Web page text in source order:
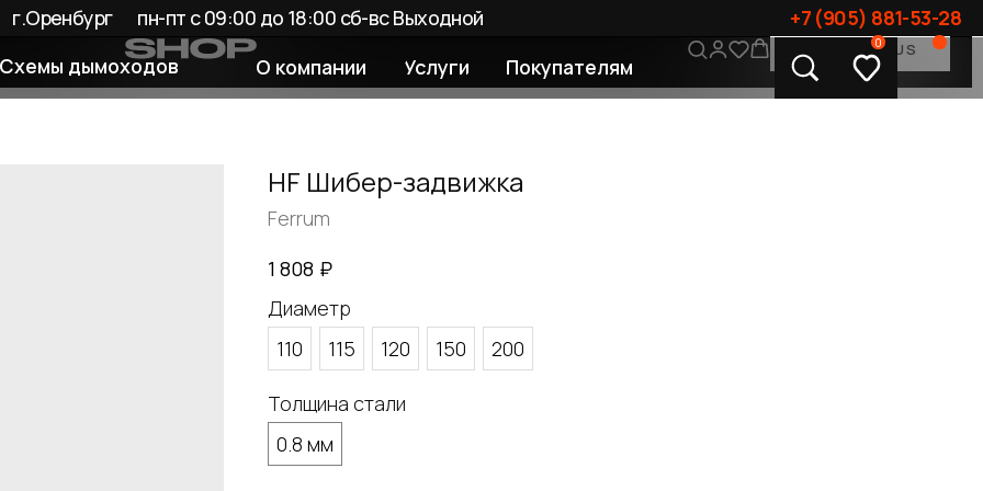
О компании
дымоходов Услуги Покупателям
0
+7 (905) 881-53-28
пн-пт с 09:00 до 18:00 сб-вс Выходной
CONTACT US
HF Шибер-задвижка
Ferrum
1 808 ₽
Диаметр
110
115 120 150 200
Толщина стали
0.8 мм